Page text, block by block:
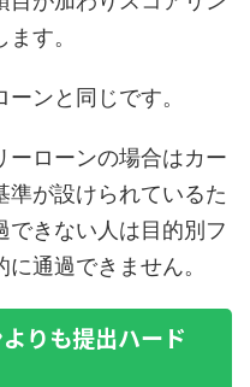
す。
ンと同じです。
ーローンの場合はカー
準が設けられているた
できない人は目的別フ
通過できません。
りも提出ハード